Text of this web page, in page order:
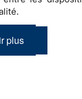
plus